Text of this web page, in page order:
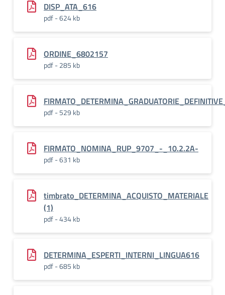
DISP_ATA_616
pdf - 624 kb
ORDINE_6802157
pdf - 285 kb
pdf - 529 kb
FIRMATO_NOMINA_RUP_9707_-_10.2.2A-
pdf - 631 kb
timbrato_DETERMINA_ACQUISTO_MATERIALE
(1)
pdf - 434 kb
DETERMINA_ESPERTI_INTERNI_LINGUA616
pdf - 685 kb